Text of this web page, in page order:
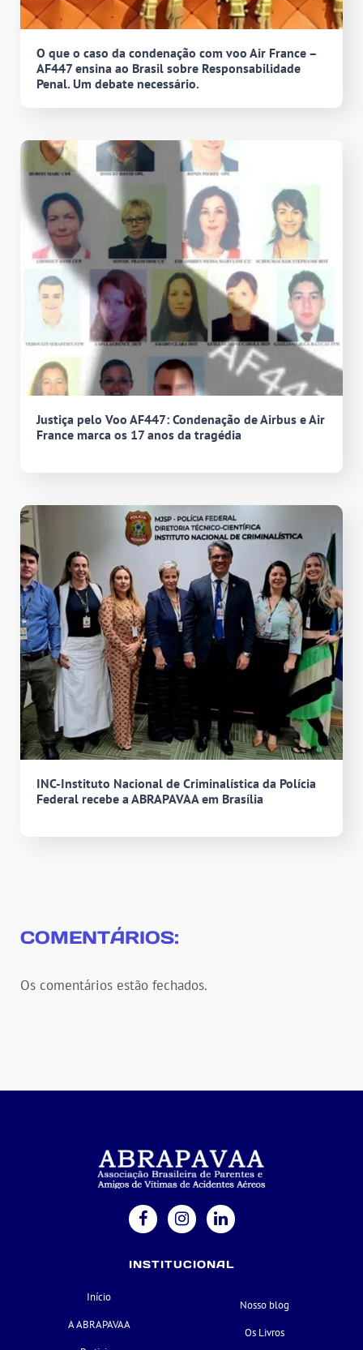
O que o caso da condenação com voo Air France –
AF447 ensina ao Brasil sobre Responsabilidade
Penal. Um debate necessário.
Justiça pelo Voo AF447: Condenação de Airbus e Air
France marca os 17 anos da tragédia
INC-Instituto Nacional de Criminalística da Polícia
Federal recebe a ABRAPAVAA em Brasília
COMENTÁRIOS:
Os comentários estão fechados.
INSTITUCIONAL
Início
A ABRAPAVAA
Nosso blog
Os Livros